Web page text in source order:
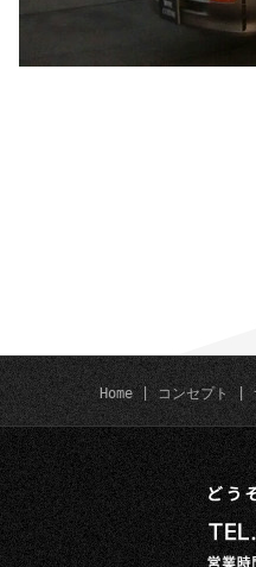
Home|コンセプト |